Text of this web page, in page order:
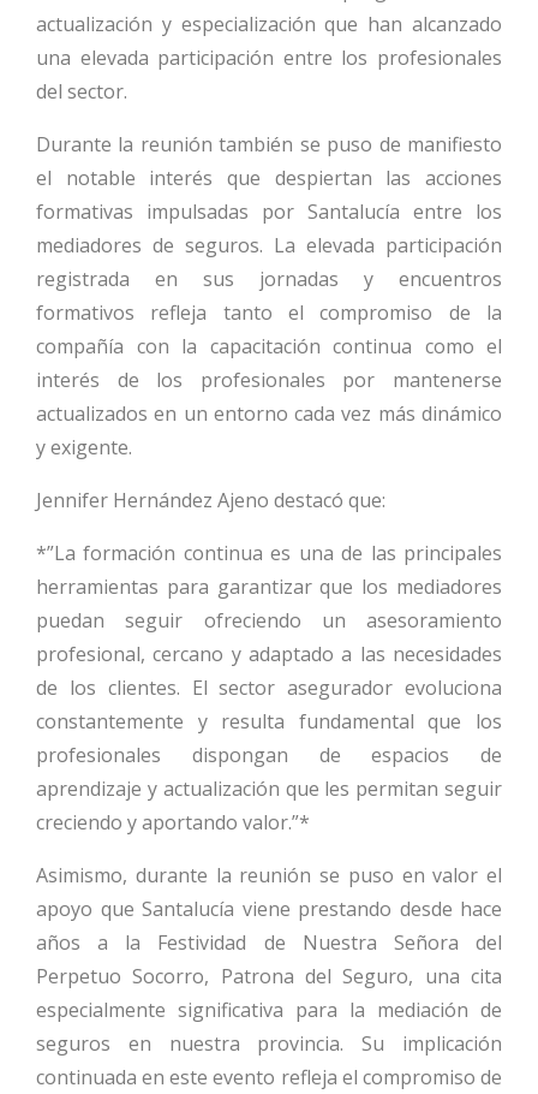
actualización y especialización que han alcanzado
una elevada participación entre los profesionales
del sector.
Durante la reunión también se puso de manifiesto
el notable interés que despiertan las acciones
formativas impulsadas por Santalucía entre los
mediadores de seguros. La elevada participación
registrada en sus jornadas y encuentros
formativos refleja tanto el compromiso de la
compañía con la capacitación continua como el
interés de los profesionales por mantenerse
actualizados en un entorno cada vez más dinámico
y exigente.
Jennifer Hernández Ajeno destacó que:
*”La formación continua es una de las principales
herramientas para garantizar que los mediadores
puedan seguir ofreciendo un asesoramiento
profesional, cercano y adaptado a las necesidades
de los clientes. El sector asegurador evoluciona
constantemente y resulta fundamental que los
profesionales dispongan de espacios de
aprendizaje y actualización que les permitan seguir
creciendo y aportando valor.”*
Asimismo, durante la reunión se puso en valor el
apoyo que Santalucía viene prestando desde hace
años a la Festividad de Nuestra Señora del
Perpetuo Socorro, Patrona del Seguro, una cita
especialmente significativa para la mediación de
seguros en nuestra provincia. Su implicación
continuada en este evento refleja el compromiso de